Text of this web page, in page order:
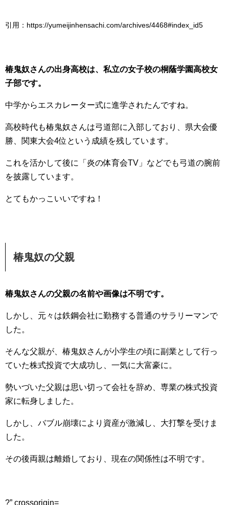
引用：https://yumeijinhensachi.com/archives/4468#index_id5
椿鬼奴さんの出身高校は、私立の女子校の桐蔭学園高校女
子部です。
中学からエスカレーター式に進学されたんですね。
高校時代も椿鬼奴さんは弓道部に入部しており、県大会優
勝、関東大会4位という成績を残しています。
これを活かして後に「炎の体育会TV」などでも弓道の腕前
を披露しています。
とてもかっこいいですね！
椿鬼奴の父親
椿鬼奴さんの父親の名前や画像は不明です。
しかし、元々は鉄鋼会社に勤務する普通のサラリーマンで
した。
そんな父親が、椿鬼奴さんが小学生の頃に副業として行っ
ていた株式投資で大成功し、一気に大富豪に。
勢いづいた父親は思い切って会社を辞め、専業の株式投資
家に転身しました。
しかし、バブル崩壊により資産が激減し、大打撃を受けま
した。
その後両親は離婚しており、現在の関係性は不明です。
?” crossorigin=